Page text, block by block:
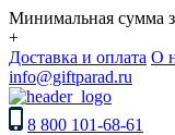
Минимальная сумма
+
Доставка и оплата О
info@giftparad.ru
8 800 101-68-61